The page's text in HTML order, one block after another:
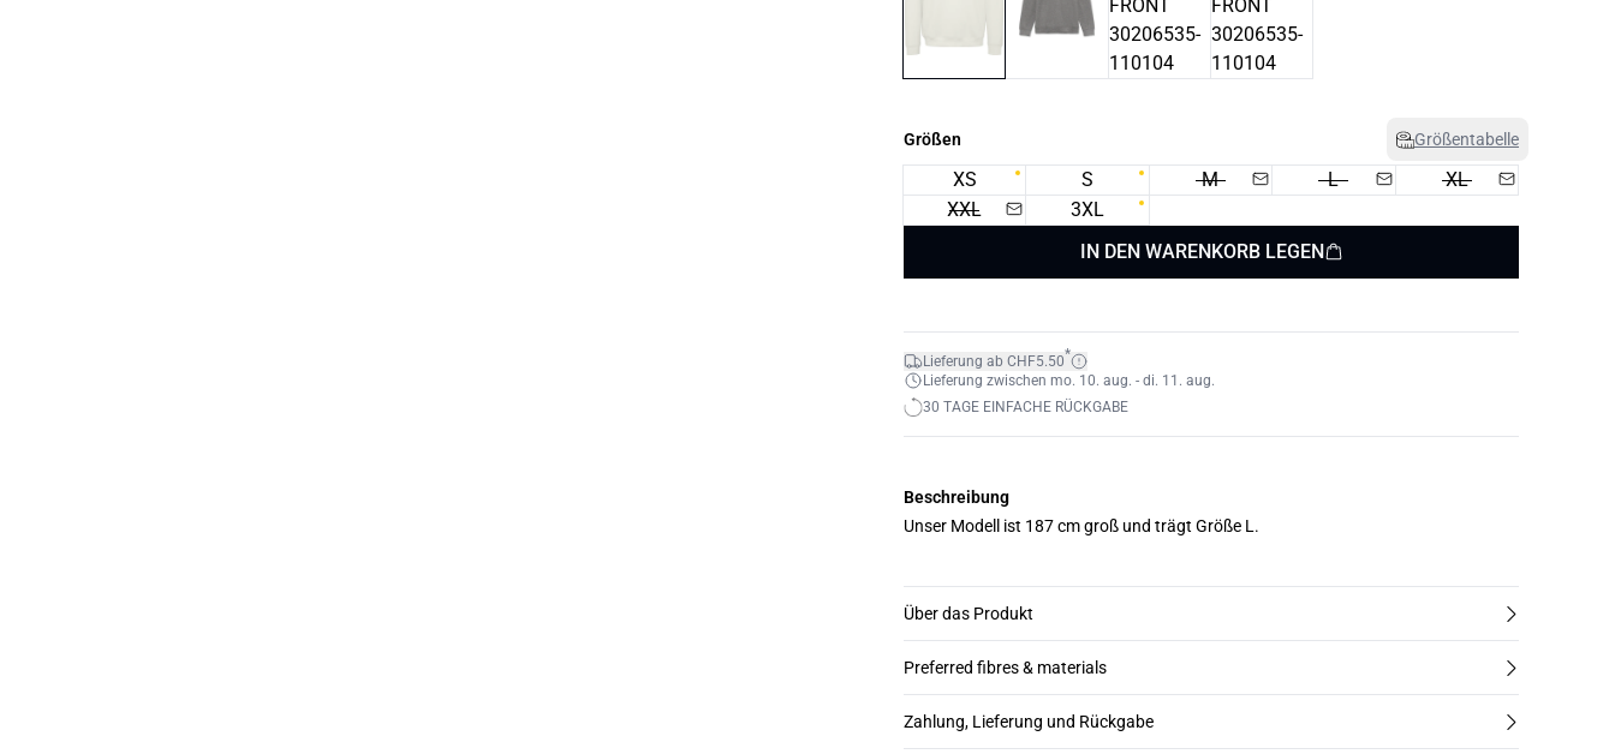
Größen Größentabelle
XS S M L
XL
XXL
3XL
IN DEN WARENKORB LEGEN
Lieferung ab CHF5.50*
Lieferung zwischen mo. 10. aug. - di. 11. aug.
30 TAGE EINFACHE RÜCKGABE
Beschreibung
Unser Modell ist 187 cm groß und trägt Größe L.
Über das Produkt
Preferred fibres & materials
Zahlung, Lieferung und Rückgabe